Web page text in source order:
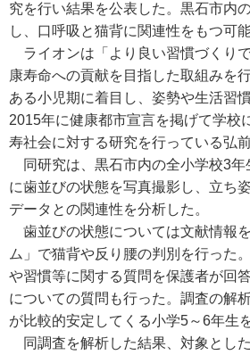
究を行い結果を公表した。黒石市内
し、口呼吸と猫背に関連性をもつ可
ライオンは「より良い習慣づくり
康寿命への貢献を目指した取組みを
ある小児期に着目し、姿勢や生活習
2015年に健康都市宣言を掲げて学校
寿社会に対する研究を行っている弘
同研究は、黒石市内の全小学校3年
に歯並びの状態を写真撮影し、立ち
データとの関連性を分析した。
歯並びの状態については文献情報
ム」で猫背や反り腰の判別を行った
や習慣等に関する質問を保護者が回
についての質問も行った。調査の解
が比較的安定してくる小学5～6年生
同調査を解析した結果、対象とし